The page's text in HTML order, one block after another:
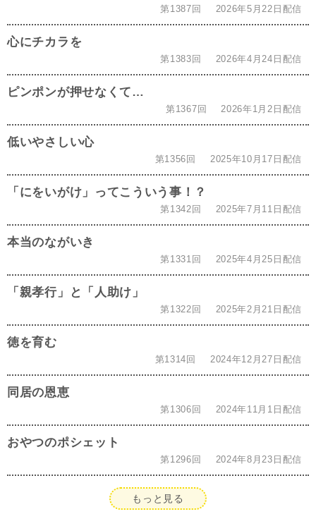
第1387回 2026年5月22日配信
心にチカラを
第1383回 2026年4月24日配信
ピンポンが押せなくて…
第1367回 2026年1月2日配信
低いやさしい心
第1356回 2025年10月17日配信
「にをいがけ」ってこういう事！？
第1342回 2025年7月11日配信
本当のながいき
第1331回 2025年4月25日配信
「親孝行」と「人助け」
第1322回 2025年2月21日配信
徳を育む
第1314回 2024年12月27日配信
同居の恩恵
第1306回 2024年11月1日配信
おやつのポシェット
第1296回 2024年8月23日配信
もっと見る